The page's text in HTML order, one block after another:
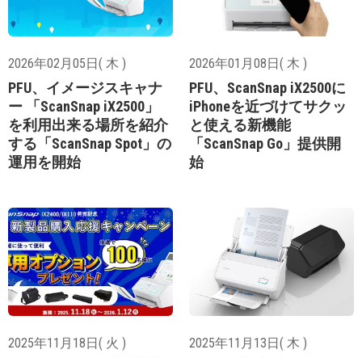
2026年02月05日( 木 )
PFU、イメージスキャナ
ー 「ScanSnap iX2500」
を利用出来る場所を紹介
する「ScanSnap Spot」の
運用を開始
2026年01月08日( 木 )
PFU、ScanSnap iX2500に
iPhoneを近づけてサクッ
と使える新機能
「ScanSnap Go」提供開
始
2025年11月18日( 火 ) 2025年11月13日( 木 )